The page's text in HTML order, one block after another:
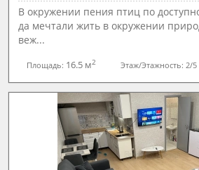
В окружении пения птиц по
да мечтали жить в окружении
веж...
Площадь: 16.5 м2 Этаж/Этажность: 2/5